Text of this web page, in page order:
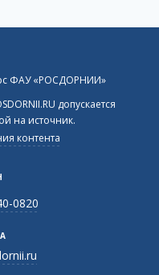
ФАУ «РОСДОРНИИ»
допускается
на источник.
контента
0820